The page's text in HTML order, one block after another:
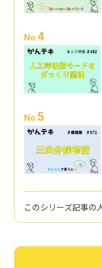
No.4
No.5
このシリーズ記事の